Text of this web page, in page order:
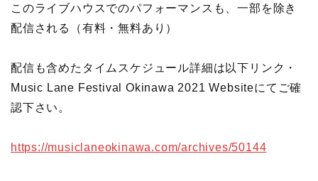
このライブハウスでのパフォーマンスも、一部を除き
配信される（有料・無料あり）
配信も含めたタイムスケジュール詳細は以下リンク・
Music Lane Festival Okinawa 2021 Websiteにてご確
認下さい。
https://musiclaneokinawa.com/archives/50144